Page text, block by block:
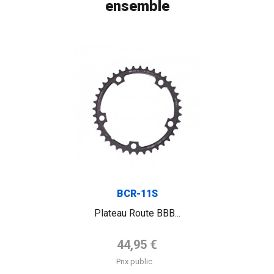
ensemble
BCR-11S
Plateau Route BBB...
Prix de base
44,95 €
Prix public